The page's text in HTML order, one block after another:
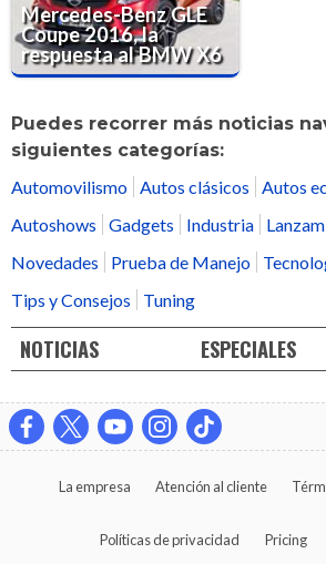
Mercedes-Benz GLE
Coupe 2016, la
respuesta al BMW X6
Puedes recorrer más noticias
siguientes categorías:
Automovilismo
Autos clásicos
Autos
Autoshows
Gadgets Industria
Novedades
Prueba de Manejo
Tips y Consejos
Tuning
NOTICIAS ESPECIALES
La empresa Atención al cliente
Políticas de privacidad Pricing